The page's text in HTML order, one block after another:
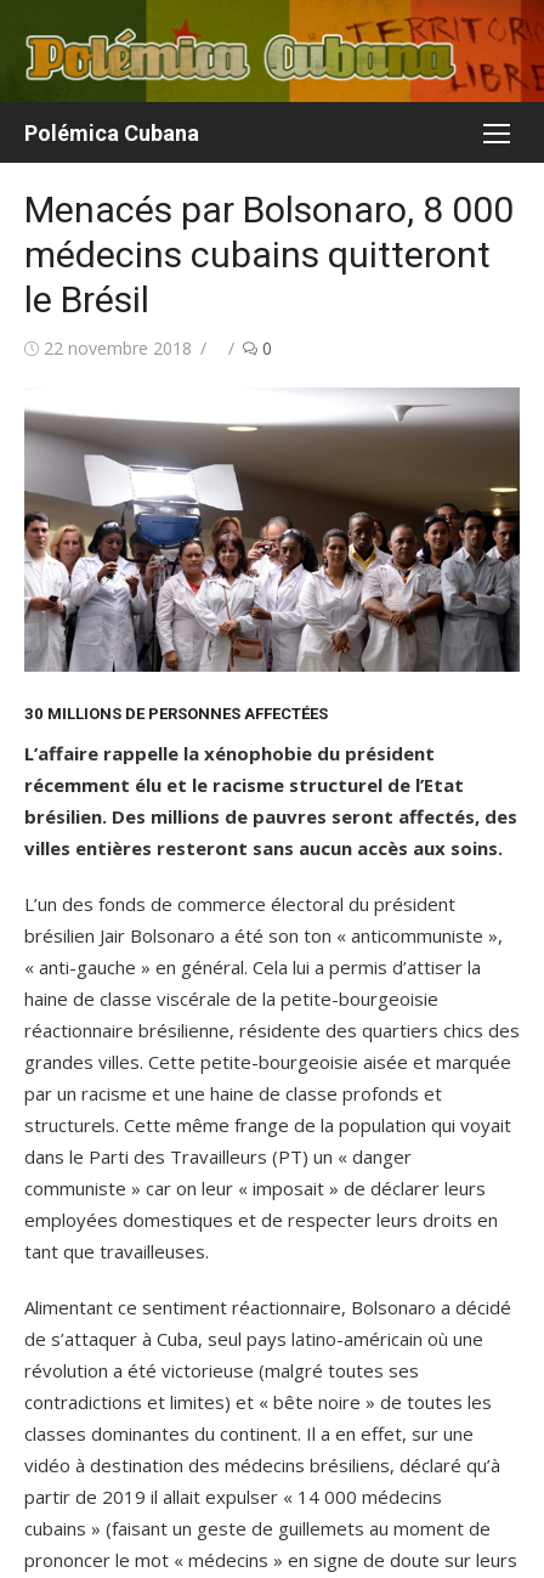
contenu
Polémica Cubana
Menacés par Bolsonaro, 8 000
médecins cubains quitteront
le Brésil
Publié22 novembre 2018 Auteur/autrice
0
30 MILLIONS DE PERSONNES AFFECTÉES
L’affaire rappelle la xénophobie du président
récemment élu et le racisme structurel de l’Etat
brésilien. Des millions de pauvres seront affectés, des
villes entières resteront sans aucun accès aux soins.
L’un des fonds de commerce électoral du président
brésilien Jair Bolsonaro a été son ton « anticommuniste »,
« anti-gauche » en général. Cela lui a permis d’attiser la
haine de classe viscérale de la petite-bourgeoisie
réactionnaire brésilienne, résidente des quartiers chics des
grandes villes. Cette petite-bourgeoisie aisée et marquée
par un racisme et une haine de classe profonds et
structurels. Cette même frange de la population qui voyait
dans le Parti des Travailleurs (PT) un « danger
communiste » car on leur « imposait » de déclarer leurs
employées domestiques et de respecter leurs droits en
tant que travailleuses.
Alimentant ce sentiment réactionnaire, Bolsonaro a décidé
de s’attaquer à Cuba, seul pays latino-américain où une
révolution a été victorieuse (malgré toutes ses
contradictions et limites) et « bête noire » de toutes les
classes dominantes du continent. Il a en effet, sur une
vidéo à destination des médecins brésiliens, déclaré qu’à
partir de 2019 il allait expulser « 14 000 médecins
cubains » (faisant un geste de guillemets au moment de
prononcer le mot « médecins » en signe de doute sur leurs